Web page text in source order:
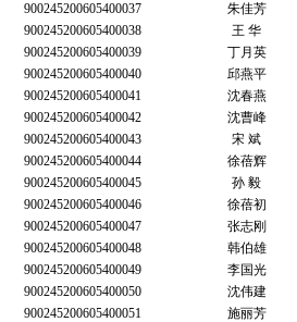
900245200605400037
朱佳芳
900245200605400038
王 华
900245200605400039
丁月英
900245200605400040
邱燕平
900245200605400041
沈春燕
900245200605400042
沈曹峰
900245200605400043
宋 斌
900245200605400044
徐蓓辉
900245200605400045
孙 毅
900245200605400046
徐蓓初
900245200605400047
张志刚
900245200605400048
韩伯雄
900245200605400049
李国光
900245200605400050
沈伟建
900245200605400051
施丽芳